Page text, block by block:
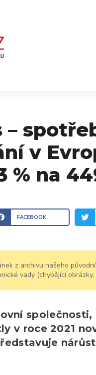
–
v
% na
FACEBOOK
z archivu našeho
vady (chybějící
v roce 2021